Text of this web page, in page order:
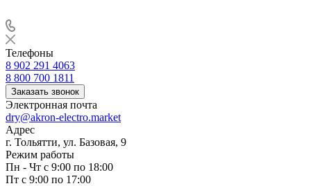
Телефоны
8 902 291 4063
8 800 700 1811
Заказать звонок
Электронная почта
dry@akron-electro.market
Адрес
г. Тольятти, ул. Базовая, 9
Режим работы
Пн - Чт с 9:00 по 18:00
Пт с 9:00 по 17:00